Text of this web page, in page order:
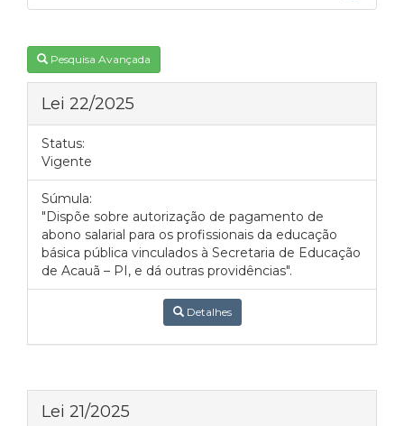
Pesquisa Avançada
Lei 22/2025
Status:
Vigente
Súmula:
"Dispõe sobre autorização de pagamento de
abono salarial para os profissionais da educação
básica pública vinculados à Secretaria de Educação
de Acauã – PI, e dá outras providências".
Detalhes
Lei 21/2025